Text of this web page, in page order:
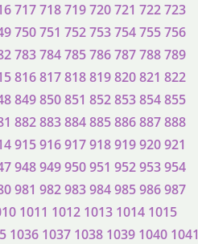
717718719720721 722723
750751 752753754755756
783784785786787788789
816817818819820821 822
849850851 852853854855
882883884885886887888
915916917918919920921
948949950951 952953954
981 982983984985986987
1011 1012 1013 1014 1015
1036 1037 1038 1039 1040 1041